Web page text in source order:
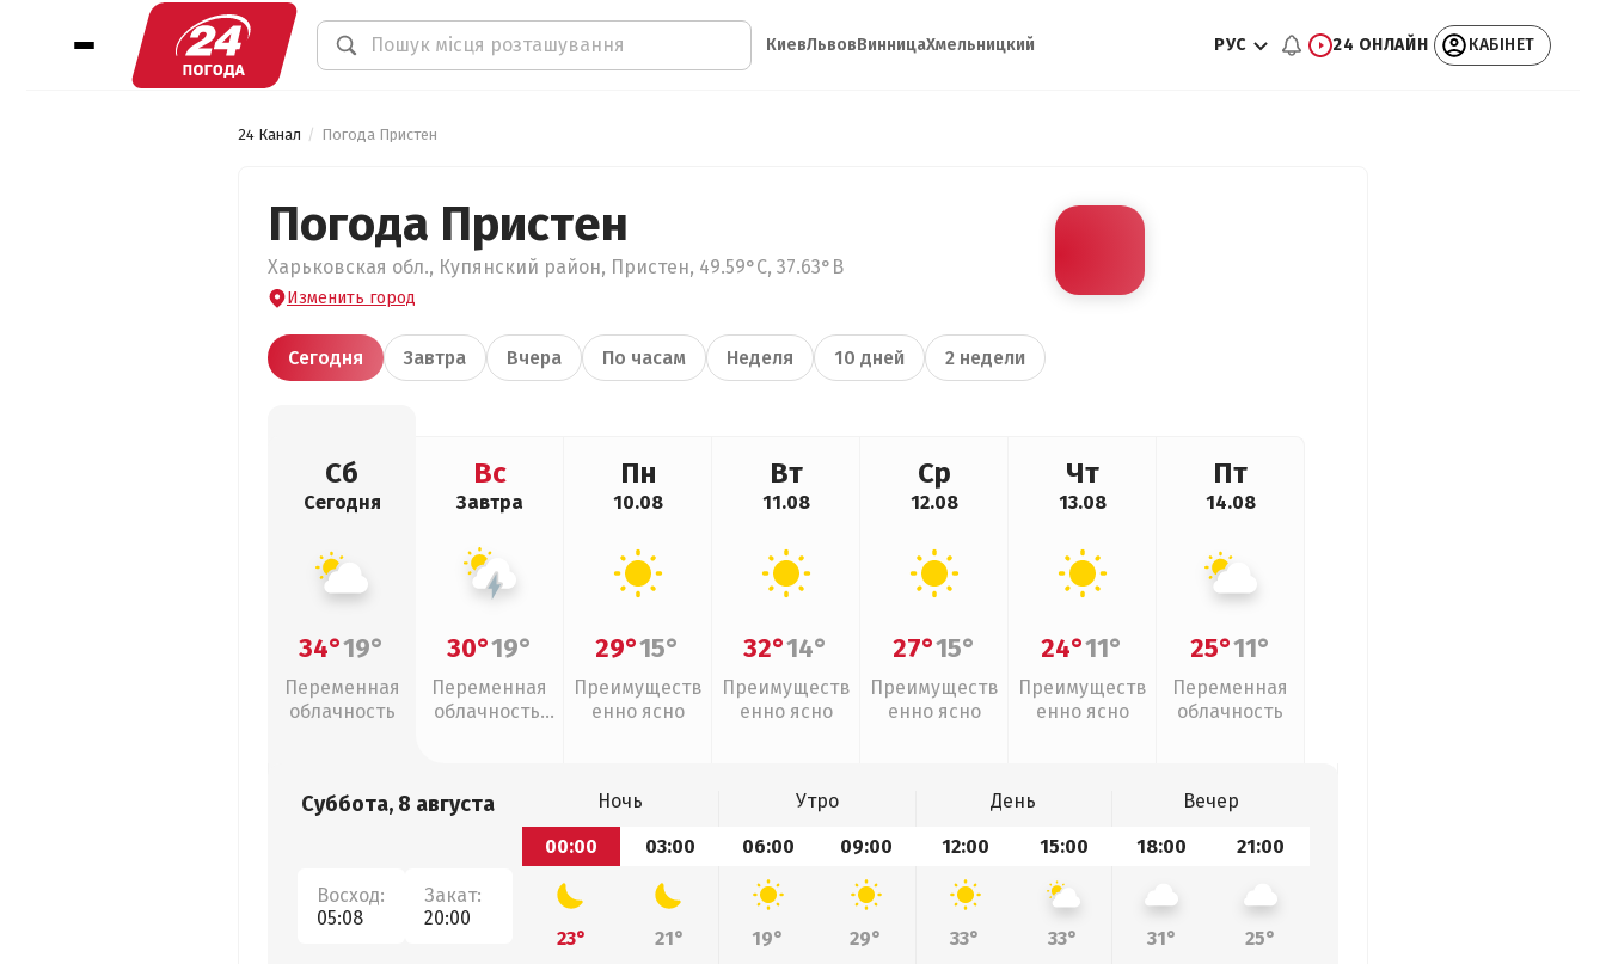
КиевЛьвовВинницаХмельницкий РУС 24 ОНЛАЙН КАБІНЕТ
24 Канал Погода Пристен
Погода Пристен
Харьковская обл., Купянский район, Пристен, 49.59°С, 37.63°В
Изменить город
Сегодня Завтра Вчера По часам Неделя 10 дней 2 недели
Сб
Сегодня
34°19°
Переменная
облачность
Вс
Завтра
30°19°
Переменная
облачность,
Пн
10.08
29°15°
Преимуществ
енно ясно
Вт
11.08
32°14°
Преимуществ
енно ясно
Ср
12.08
27°15°
Преимуществ
енно ясно
Чт
13.08
24°11°
Преимуществ
енно ясно
Пт
14.08
25°11°
Переменная
облачность
Суббота, 8 августа
Восход:
05:08
Закат:
20:00
Ночь Утро День
Вечер
00:00
03:00 06:00 09:00 12:00 15:00 18:00 21:00
23° 21° 19° 29° 33° 33° 31°
25°